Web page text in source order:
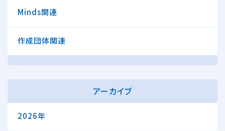
Minds関連
作成団体関連
アーカイブ
2026年